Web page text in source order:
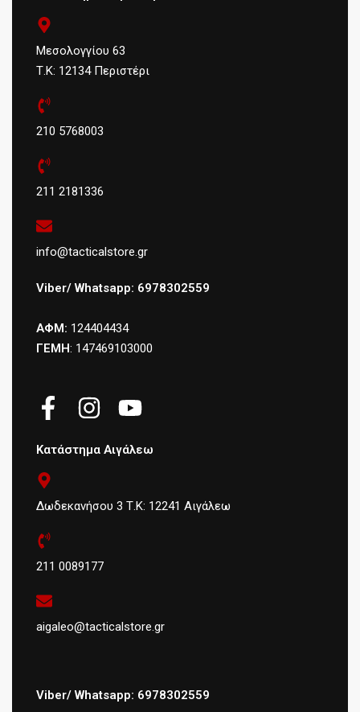
μπαταρίας)
Μπαταρία Li-Ion 1500mAh
Μεσολογγίου 63
Τ.Κ: 12134 Περιστέρι
210 5768003
211 2181336
info@tacticalstore.gr
Viber/ Whatsapp: 6978302559
ΑΦΜ: 124404434
ΓΕΜΗ: 147469103000
Κατάστημα Αιγάλεω
Δωδεκανήσου 3 Τ.Κ: 12241 Αιγάλεω
211 0089177
aigaleo@tacticalstore.gr
Viber/ Whatsapp: 6978302559